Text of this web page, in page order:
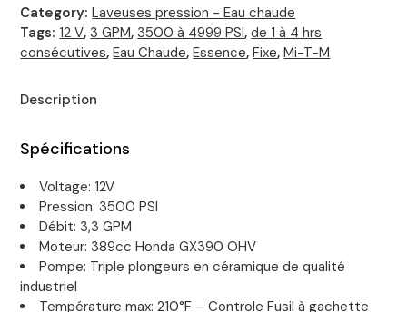
Category:Laveuses pression - Eau chaude
Tags: 12 V,3 GPM,3500 à 4999 PSI,de 1 à 4 hrs
consécutives,Eau Chaude,Essence,Fixe,Mi-T-M
Description
Spécifications
Voltage: 12V
Pression: 3500 PSI
Débit: 3,3 GPM
Moteur: 389cc Honda GX390 OHV
Pompe: Triple plongeurs en céramique de qualité
industriel
Température max: 210°F – Controle Fusil à gachette